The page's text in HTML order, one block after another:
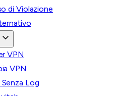
di Violazione
VPN
VPN
Log